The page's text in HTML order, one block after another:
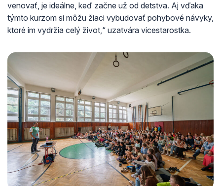
venovať, je ideálne, keď začne už od detstva. Aj vďaka
týmto kurzom si môžu žiaci vybudovať pohybové návyky,
ktoré im vydržia celý život,“ uzatvára vicestarostka.